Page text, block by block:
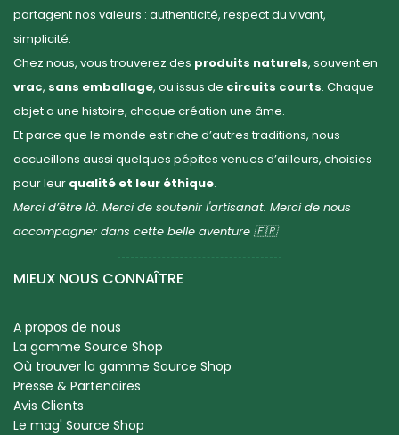
partagent nos valeurs : authenticité, respect du vivant,
simplicité.
Chez nous, vous trouverez des produits naturels, souvent en
vrac, sans emballage, ou issus de circuits courts. Chaque
objet a une histoire, chaque création une âme.
Et parce que le monde est riche d’autres traditions, nous
accueillons aussi quelques pépites venues d’ailleurs, choisies
pour leur qualité et leur éthique.
Merci d’être là. Merci de soutenir l'artisanat. Merci de nous
accompagner dans cette belle aventure 🇫🇷
MIEUX NOUS CONNAÎTRE
A propos de nous
La gamme Source Shop
Où trouver la gamme Source Shop
Presse & Partenaires
Avis Clients
Le mag' Source Shop